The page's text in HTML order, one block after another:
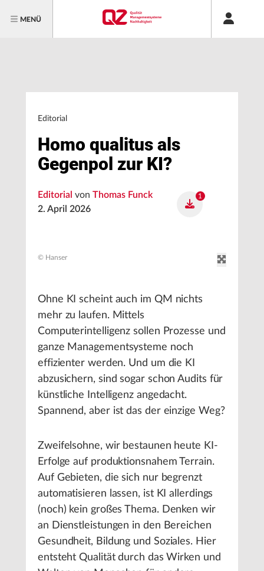
MENÜ
Editorial
Homo qualitus als
Gegenpol zur KI?
Editorial von Thomas Funck
2. April 2026
1
© Hanser
Ohne KI scheint auch im QM nichts
mehr zu laufen. Mittels
Computerintelligenz sollen Prozesse und
ganze Managementsysteme noch
effizienter werden. Und um die KI
abzusichern, sind sogar schon Audits für
künstliche Intelligenz angedacht.
Spannend, aber ist das der einzige Weg?
Zweifelsohne, wir bestaunen heute KI-
Erfolge auf produktionsnahem Terrain.
Auf Gebieten, die sich nur begrenzt
automatisieren lassen, ist KI allerdings
(noch) kein großes Thema. Denken wir
an Dienstleistungen in den Bereichen
Gesundheit, Bildung und Soziales. Hier
entsteht Qualität durch das Wirken und